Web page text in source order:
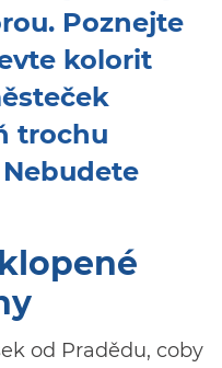
Poznejte
kolorit
trochu
od Pradědu, coby